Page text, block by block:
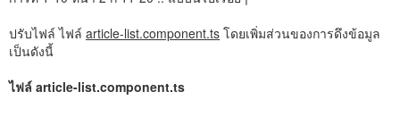
ปรับไฟล์ ไฟล์ article-list.component.ts โดยเพิ่มส่วนของการดึงข้อมูล
เป็นดังนี้
ไฟล์ article-list.component.ts